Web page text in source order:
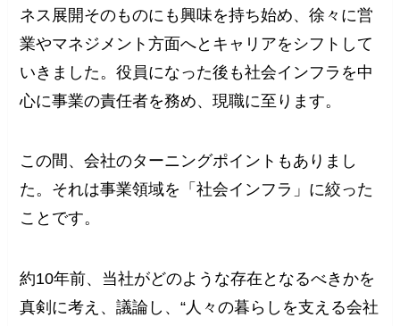
ネス展開そのものにも興味を持ち始め、徐々に営
業やマネジメント方面へとキャリアをシフトして
いきました。役員になった後も社会インフラを中
心に事業の責任者を務め、現職に至ります。
この間、会社のターニングポイントもありまし
た。それは事業領域を「社会インフラ」に絞った
ことです。
約10年前、当社がどのような存在となるべきかを
真剣に考え、議論し、“人々の暮らしを支える会社